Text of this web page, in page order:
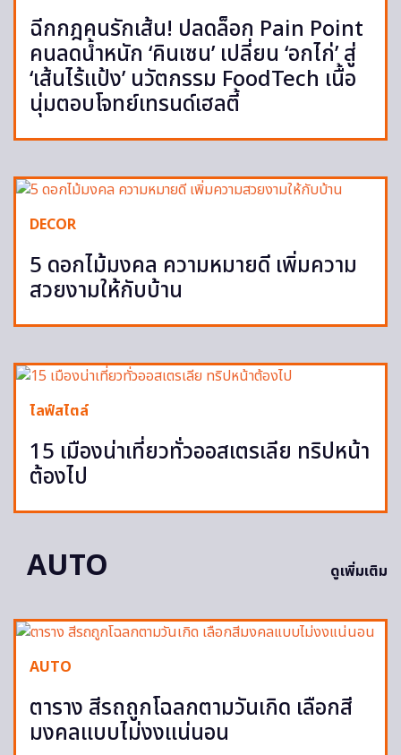
ฉีกกฎคนรักเส้น! ปลดล็อก Pain Point
คนลดน้ำหนัก ‘คินเซน’ เปลี่ยน ‘อกไก่’ สู่
‘เส้นไร้แป้ง’ นวัตกรรม FoodTech เนื้อ
นุ่มตอบโจทย์เทรนด์เฮลตี้
DECOR
5 ดอกไม้มงคล ความหมายดี เพิ่มความ
สวยงามให้กับบ้าน
ไลฟ์สไตล์
15 เมืองน่าเที่ยวทั่วออสเตรเลีย ทริปหน้า
ต้องไป
AUTO ดูเพิ่มเติม
AUTO
ตาราง สีรถถูกโฉลกตามวันเกิด เลือกสี
มงคลแบบไม่งงแน่นอน